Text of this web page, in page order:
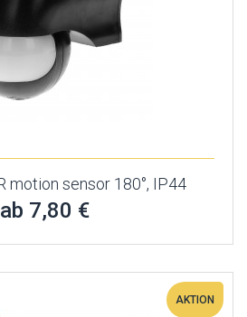
motion sensor 180°, IP44
ab 7,80 €
AKTION